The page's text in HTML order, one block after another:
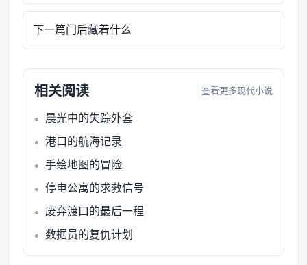
下一篇门后藏着什么
相关阅读 查看更多现代小说
晨光中的失踪外套
港口的航海记录
手绘地图的冒险
停电公寓的求救信号
废弃渡口的最后一程
数据员的复仇计划